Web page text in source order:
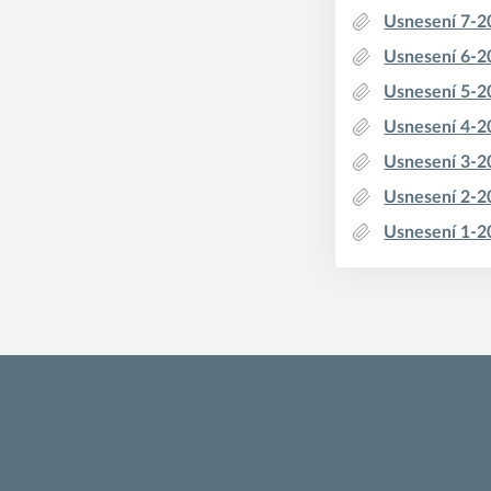
Usnesení 7-
Usnesení 6-
Usnesení 5-
Usnesení 4-
Usnesení 3-
Usnesení 2-
Usnesení 1-